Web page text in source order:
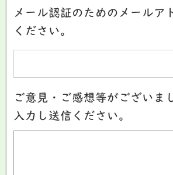
メール認証のためのメールア
ください。
ご意見・ご感想等がございま
入力し送信ください。